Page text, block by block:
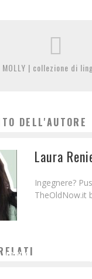
MOLLY | collezione di
DELL'AUTORE
Laura
Ingegnere?
TheOldNow.it
SCI ALPINO FISI |